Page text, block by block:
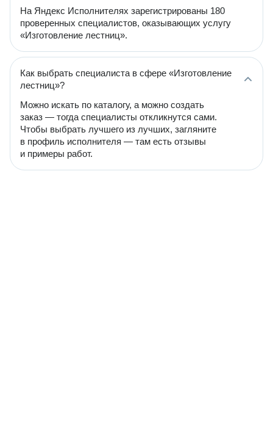
На Яндекс Исполнителях зарегистрированы 180
проверенных специалистов, оказывающих услугу
«Изготовление лестниц».
Как выбрать специалиста в сфере «Изготовление
лестниц»?
Можно искать по каталогу, а можно создать
заказ — тогда специалисты откликнутся сами.
Чтобы выбрать лучшего из лучших, загляните
в профиль исполнителя — там есть отзывы
и примеры работ.